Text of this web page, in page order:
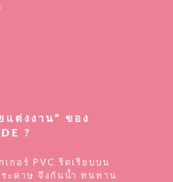
แต่งงาน” ของ
?
กอร์ PVC รีดเรียบบน
ะดาษ จึงกันน้ำ ทนทาน